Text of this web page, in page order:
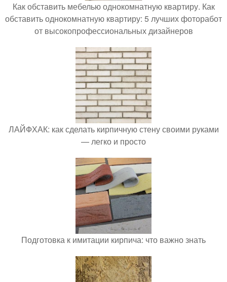
Как обставить мебелью однокомнатную квартиру. Как
обставить однокомнатную квартиру: 5 лучших фоторабот
от высокопрофессиональных дизайнеров
ЛАЙФХАК: как сделать кирпичную стену своими руками
— легко и просто
Подготовка к имитации кирпича: что важно знать